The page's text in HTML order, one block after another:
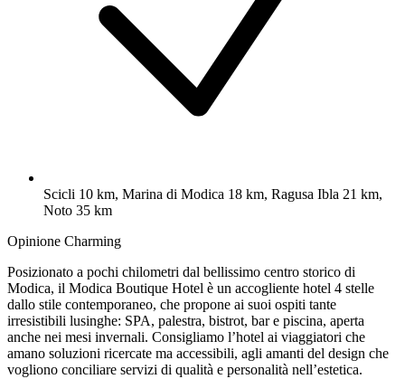
Scicli 10 km, Marina di Modica 18 km, Ragusa Ibla 21 km,
Noto 35 km
Opinione Charming
Posizionato a pochi chilometri dal bellissimo centro storico di
Modica, il Modica Boutique Hotel è un accogliente hotel 4 stelle
dallo stile contemporaneo, che propone ai suoi ospiti tante
irresistibili lusinghe: SPA, palestra, bistrot, bar e piscina, aperta
anche nei mesi invernali. Consigliamo l’hotel ai viaggiatori che
amano soluzioni ricercate ma accessibili, agli amanti del design che
vogliono conciliare servizi di qualità e personalità nell’estetica.